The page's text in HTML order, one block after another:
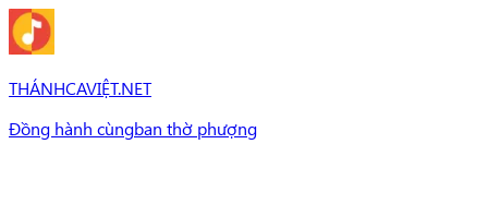
THÁNHCAVIỆT.NET
Đồng hành cùngban thờ phượng